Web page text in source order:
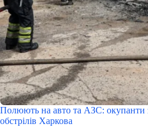
Полюють на авто та АЗС: окупанти
обстрілів Харкова